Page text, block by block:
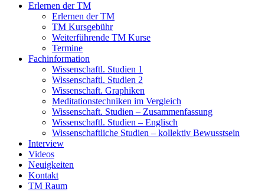
Erlernen der TM
Erlernen der TM
TM Kursgebühr
Weiterführende TM Kurse
Termine
Fachinformation
Wissenschaftl. Studien 1
Wissenschaftl. Studien 2
Wissenschaft. Graphiken
Meditationstechniken im Vergleich
Wissenschaft. Studien – Zusammenfassung
Wissenschaftl. Studien – Englisch
Wissenschaftliche Studien – kollektiv Bewusstsein
Interview
Videos
Neuigkeiten
Kontakt
TM Raum